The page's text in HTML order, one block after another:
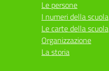
Le persone
I numeri della scuola
Le carte della scuola
Organizzazione
La storia